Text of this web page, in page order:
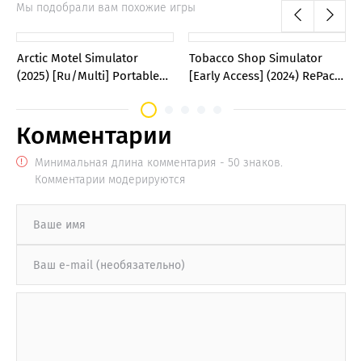
Мы подобрали вам похожие игры
Arctic Motel Simulator
(2025) [Ru/Multi] Portable
Tobacco Shop Simulator
[Early Access] (2024) RePack
Комментарии
Минимальная длина комментария - 50 знаков.
Комментарии модерируются